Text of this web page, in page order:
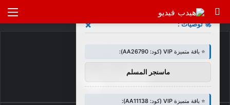
بحث
عن
الرئيسية
فقدتها
🚀 توصيات : ×
⭐ باقة متميزة VIP (كود: AA26790):
ماسنجر المسلم
⭐ باقة متميزة VIP (كود: AA11138):